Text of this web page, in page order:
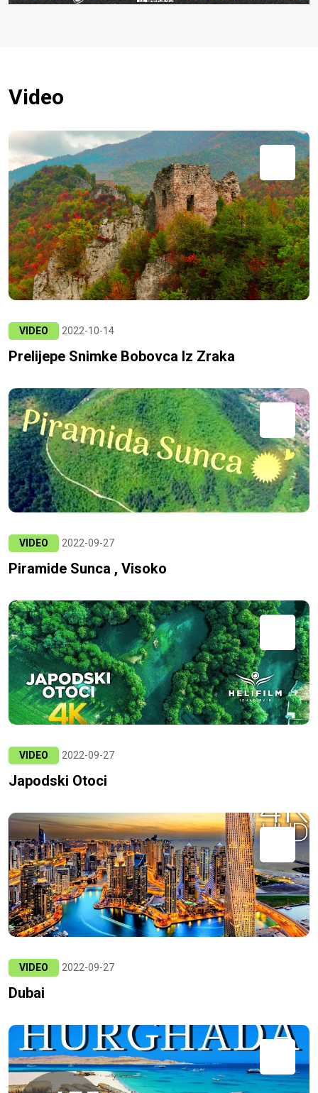
Video
VIDEO 2022-10-14
Prelijepe Snimke Bobovca Iz Zraka
VIDEO 2022-09-27
Piramide Sunca , Visoko
VIDEO 2022-09-27
Japodski Otoci
VIDEO 2022-09-27
Dubai